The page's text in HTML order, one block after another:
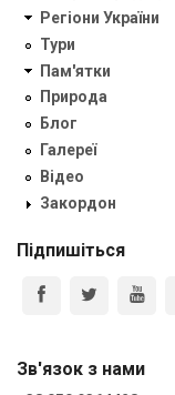
Регіони України
Тури
Пам'ятки
Природа
Блог
Галереї
Відео
Закордон
Підпишіться
Зв'язок з нами